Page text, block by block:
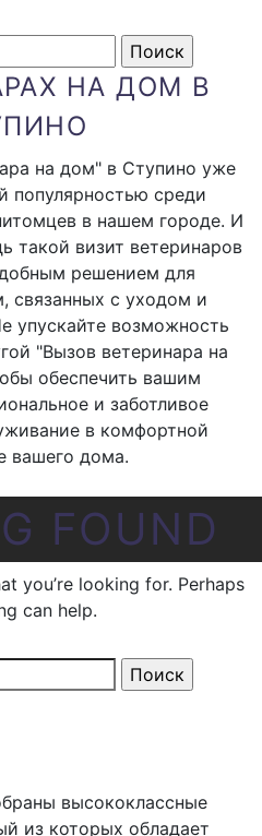
НА ДОМ В
на дом" в Ступино уже
популярностью среди
в нашем городе. И
такой визит ветеринаров
решением для
связанных с уходом и
упускайте возможность
"Вызов ветеринара на
обеспечить вашим
и заботливое
в комфортной
вашего дома.
FOUND
you’re looking for. Perhaps
can help.
высококлассные
из которых обладает